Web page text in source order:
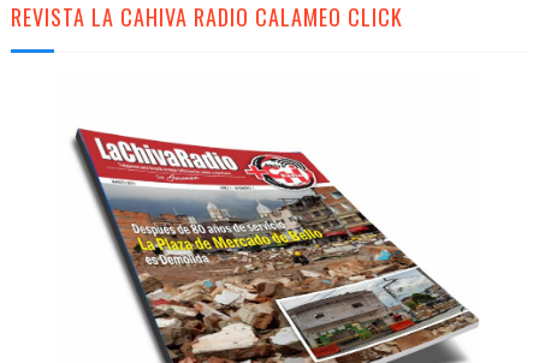
REVISTA LA CAHIVA RADIO CALAMEO CLICK